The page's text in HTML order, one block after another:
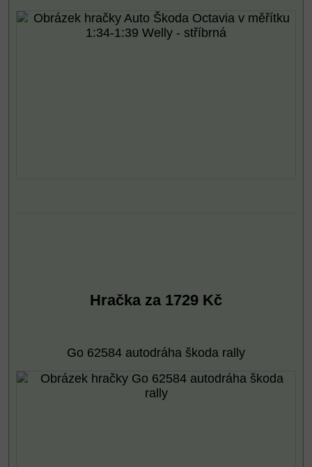
Hračka za 1729 Kč
Go 62584 autodráha škoda rally